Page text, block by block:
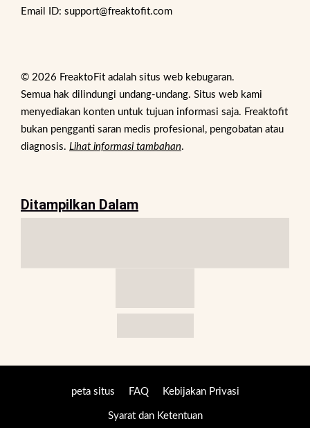
Email ID: support@freaktofit.com
© 2026 FreaktoFit adalah situs web kebugaran.
Semua hak dilindungi undang-undang. Situs web kami
menyediakan konten untuk tujuan informasi saja. Freaktofit
bukan pengganti saran medis profesional, pengobatan atau
diagnosis. Lihat informasi tambahan.
Ditampilkan Dalam
peta situs FAQ Kebijakan Privasi
Syarat dan Ketentuan